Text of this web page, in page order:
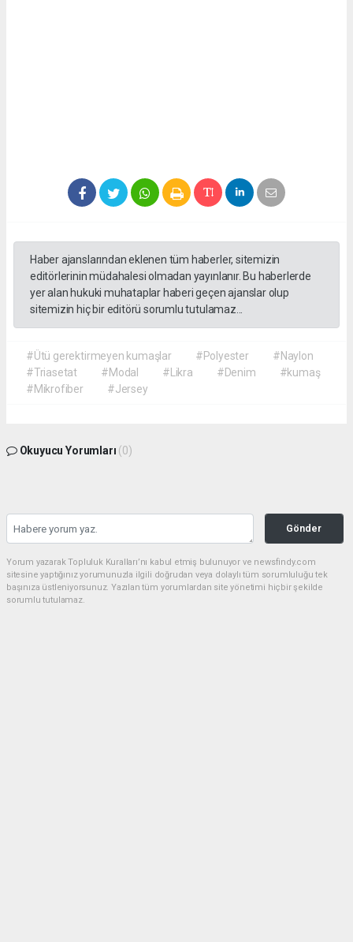
Haber ajanslarından eklenen tüm haberler, sitemizin
editörlerinin müdahalesi olmadan yayınlanır. Bu haberlerde
yer alan hukuki muhataplar haberi geçen ajanslar olup
sitemizin hiç bir editörü sorumlu tutulamaz...
#Ütü gerektirmeyen kumaşlar #Polyester
#Naylon
#Triasetat
#Modal #Likra #Denim
#kumaş
#Mikrofiber
#Jersey
Okuyucu Yorumları (0)
Gönder
Yorum yazarak Topluluk Kuralları’nı kabul etmiş bulunuyor ve newsfindy.com
sitesine yaptığınız yorumunuzla ilgili doğrudan veya dolaylı tüm sorumluluğu tek
başınıza üstleniyorsunuz. Yazılan tüm yorumlardan site yönetimi hiçbir şekilde
sorumlu tutulamaz.